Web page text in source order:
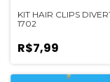
KIT HAIR CLIPS
1702
R$7,99